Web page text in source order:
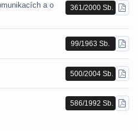
a o
361/2000 Sb.
PDF
99/1963 Sb.
PDF
500/2004 Sb.
PDF
586/1992 Sb.
PDF